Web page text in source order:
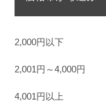
2,000円以下
2,001円～4,000円
4,001円以上